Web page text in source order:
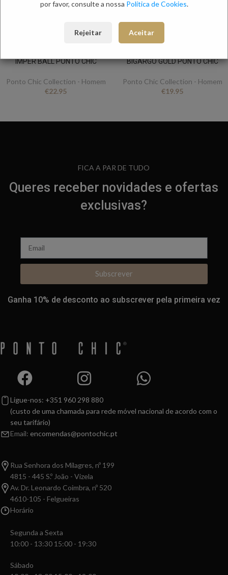
IMPER BALL PONTO CHIC
Ponto Chic Collection - Homem
€22.95
BIGARGO GOLD PONTO CHIC
Ponto Chic Collection - Homem
€19.95
FICA A PAR DE TUDO
Queres receber novidades e ofertas
exclusivas?
Subscrever
Ganha 10% de desconto ao subscrever pela primeira vez
Ligue-nos: +351 960 298 880
(custo de uma chamada para rede móvel nacional de acordo com o
seu tarifário)
Email: encomendas@pontochic.pt
Rua Senhora dos Milagres, nº 199
4815 - 445 S.º João - Vizela
Av. Dr. Leonardo Coimbra, nº 520
4610-105 - Felgueiras
Horário
Segunda a Sexta
10:00 - 13:30 15:00 - 19:30
Sábado
por favor, consulte a nossa Política de Cookies.
Rejeitar Aceitar